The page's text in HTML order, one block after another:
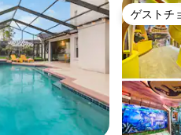
スです。 ゲストチ
ゲストチ